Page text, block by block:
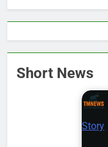
Short News
Story